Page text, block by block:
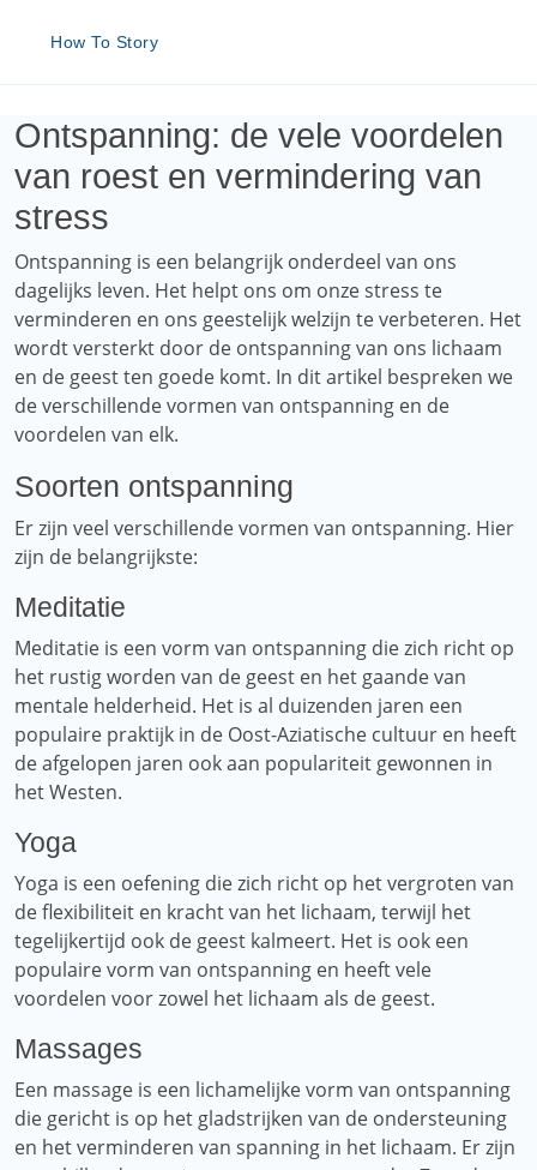
How To Story
Ontspanning: de vele voordelen
van roest en vermindering van
stress
Ontspanning is een belangrijk onderdeel van ons
dagelijks leven. Het helpt ons om onze stress te
verminderen en ons geestelijk welzijn te verbeteren. Het
wordt versterkt door de ontspanning van ons lichaam
en de geest ten goede komt. In dit artikel bespreken we
de verschillende vormen van ontspanning en de
voordelen van elk.
Soorten ontspanning
Er zijn veel verschillende vormen van ontspanning. Hier
zijn de belangrijkste:
Meditatie
Meditatie is een vorm van ontspanning die zich richt op
het rustig worden van de geest en het gaande van
mentale helderheid. Het is al duizenden jaren een
populaire praktijk in de Oost-Aziatische cultuur en heeft
de afgelopen jaren ook aan populariteit gewonnen in
het Westen.
Yoga
Yoga is een oefening die zich richt op het vergroten van
de flexibiliteit en kracht van het lichaam, terwijl het
tegelijkertijd ook de geest kalmeert. Het is ook een
populaire vorm van ontspanning en heeft vele
voordelen voor zowel het lichaam als de geest.
Massages
Een massage is een lichamelijke vorm van ontspanning
die gericht is op het gladstrijken van de ondersteuning
en het verminderen van spanning in het lichaam. Er zijn